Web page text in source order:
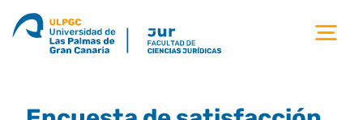
Saltar